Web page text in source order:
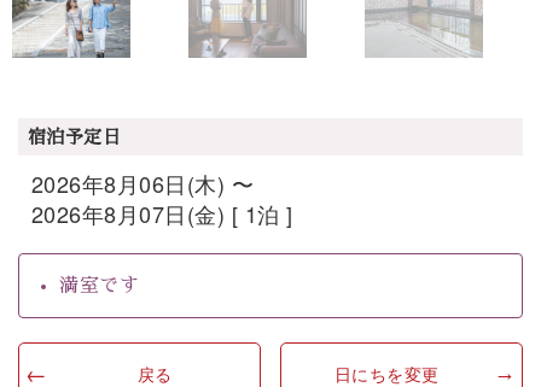
宿泊予定日
2026年8月06日(木) 〜
2026年8月07日(金) [ 1泊 ]
満室です
戻る 日にちを変更